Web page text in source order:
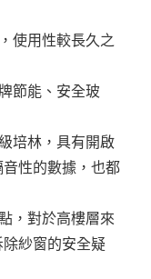
使用性較長久之
節能、安全玻
培林，具有開啟
性的數據，也都
，對於高樓層來
紗窗的安全疑